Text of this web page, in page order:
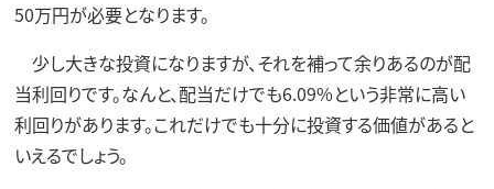
50万円が必要となります。
少し大きな投資になりますが、それを補って余りあるのが配
当利回りです。なんと、配当だけでも6.09%という非常に高い
利回りがあります。これだけでも十分に投資する価値があると
いえるでしょう。